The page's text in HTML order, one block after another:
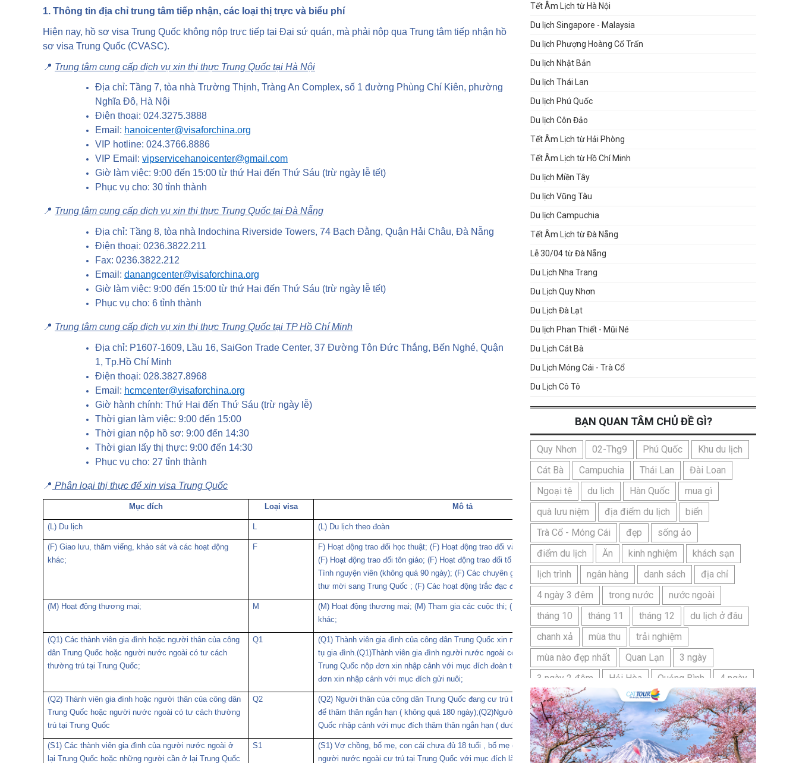
1. Thông tin địa chỉ trung tâm tiếp nhận, các loại thị trực và biểu phí
Hiện nay, hồ sơ visa Trung Quốc không nộp trực tiếp tại Đại sứ quán, mà phải nộp qua Trung tâm tiếp nhận hồ
sơ visa Trung Quốc (CVASC).
📍 Trung tâm cung cấp dịch vụ xin thị thực Trung Quốc tại Hà Nội
Địa chỉ: Tầng 7, tòa nhà Trường Thịnh, Tràng An Complex, số 1 đường Phùng Chí Kiên, phường
Nghĩa Đô, Hà Nội
Điện thoại: 024.3275.3888
Email: hanoicenter@visaforchina.org
VIP hotline: 024.3766.8886
VIP Email: vipservicehanoicenter@gmail.com
Giờ làm việc: 9:00 đến 15:00 từ thứ Hai đến Thứ Sáu (trừ ngày lễ tết)
Phục vụ cho: 30 tỉnh thành
📍 Trung tâm cung cấp dịch vụ xin thị thực Trung Quốc tại Đà Nẵng
Địa chỉ: Tầng 8, tòa nhà Indochina Riverside Towers, 74 Bạch Đằng, Quận Hải Châu, Đà Nẵng
Điện thoại: 0236.3822.211
Fax: 0236.3822.212
Email: danangcenter@visaforchina.org
Giờ làm việc: 9:00 đến 15:00 từ thứ Hai đến Thứ Sáu (trừ ngày lễ tết)
Phục vụ cho: 6 tỉnh thành
📍 Trung tâm cung cấp dịch vụ xin thị thực Trung Quốc tại TP Hồ Chí Minh
Địa chỉ: P1607-1609, Lầu 16, SaiGon Trade Center, 37 Đường Tôn Đức Thắng, Bến Nghé, Quận
1, Tp.Hồ Chí Minh
Điện thoại: 028.3827.8968
Email: hcmcenter@visaforchina.org
Giờ hành chính: Thứ Hai đến Thứ Sáu (trừ ngày lễ)
Thời gian làm việc: 9:00 đến 15:00
Thời gian nộp hồ sơ: 9:00 đến 14:30
Thời gian lấy thị thực: 9:00 đến 14:30
Phục vụ cho: 27 tỉnh thành
📍 Phân loại thị thực để xin visa Trung Quốc
Mục đích Loại visa Mô tả
(L) Du lịch L (L) Du lịch theo đoàn
(F) Giao lưu, thăm viếng, khảo sát và các hoạt động
khác;
F
F) Hoạt động trao đổi học thuật; (F) Hoạt động trao đổi văn hóa (biểu diễn giao lưu);
(F) Hoạt động trao đổi tôn giáo; (F) Hoạt động trao đổi tổ chức phi chính phủ; (F)
Tình nguyện viên (không quá 90 ngày); (F) Các chuyên gia nước ngoài được cấp
thư mời sang Trung Quốc ; (F) Các hoạt động trắc đạc địa lý;
(M) Hoạt động thương mại; M
(M) Hoạt động thương mại; (M) Tham gia các cuộc thi; (M) Hoạt động thương mại
khác;
(Q1) Các thành viên gia đình hoặc người thân của công
dân Trung Quốc hoặc người nước ngoài có tư cách
thường trú tại Trung Quốc;
Q1
(Q1) Thành viên gia đình của công dân Trung Quốc xin nhập cảnh để cư trú đoàn
tụ gia đình.(Q1)Thành viên gia đình người nước ngoài có giấy phép thường trú tại
Trung Quốc nộp đơn xin nhập cảnh với mục đích đoàn tụ gia đinh;(Q1)Người nộp
đơn xin nhập cảnh với mục đích gửi nuôi;
(Q2) Thành viên gia đình hoặc người thân của công dân
Trung Quốc hoặc người nước ngoài có tư cách thường
trú tại Trung Quốc
Q2
(Q2) Người thân của công dân Trung Quốc đang cư trú tại Trung Quốc nhập cảnh
để thăm thân ngắn hạn ( không quá 180 ngày);(Q2)Người thân của công dân Trung
Quốc nhập cảnh với mục đích thăm thân ngắn hạn ( dưới 180 ngày)
(S1) Các thành viên gia đình của người nước ngoài ở
lại Trung Quốc hoặc những người cần ở lại Trung Quốc
S1
(S1) Vợ chồng, bố mẹ, con cái chưa đủ 18 tuổi , bố mẹ của vợ hoặc chồng của
người nước ngoài cư trú tại Trung Quốc với mục đích làm việc, học tập , nhập
Tết Âm Lịch từ Hà Nội
Du lịch Singapore - Malaysia
Du lịch Phượng Hoàng Cổ Trấn
Du lịch Nhật Bản
Du lịch Thái Lan
Du lịch Phú Quốc
Du lịch Côn Đảo
Tết Âm Lịch từ Hải Phòng
Tết Âm Lịch từ Hồ Chí Minh
Du lịch Miền Tây
Du lịch Vũng Tàu
Du lịch Campuchia
Tết Âm Lịch từ Đà Nẵng
Lễ 30/04 từ Đà Nẵng
Du Lịch Nha Trang
Du Lịch Quy Nhơn
Du Lịch Đà Lạt
Du lịch Phan Thiết - Mũi Né
Du Lịch Cát Bà
Du Lịch Móng Cái - Trà Cổ
Du Lịch Cô Tô
BẠN QUAN TÂM CHỦ ĐỀ GÌ?
Quy Nhơn 02-Thg9 Phú Quốc
Khu du lịch
Cát Bà
Campuchia Thái Lan
Đài Loan
Ngoại tệ
du lịch Hàn Quốc
mua gì
quà lưu niệm
địa điểm du lịch
biển
Trà Cổ - Móng Cái
đẹp
sống ảo
điểm du lịch
Ăn kinh nghiệm
khách sạn
lịch trình
ngân hàng danh sách
địa chỉ
4 ngày 3 đêm
trong nước
nước ngoài
tháng 10
tháng 11 tháng 12
du lịch ở đâu
chanh xả
mùa thu
trải nghiệm
mùa nào đẹp nhất
Quan Lạn
3 ngày
3 ngày 2 đêm
Hải Hòa Quảng Bình
4 ngày
Bangkok
Bí quyết Hải Tiến
Ninh Bình
Nhật Bản
du lịch sầm sơn cần chuẩn bị gì
bãi tắm sấm sơn
đặc sản sầm sơn